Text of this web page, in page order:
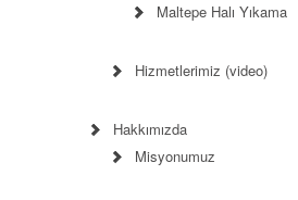
Maltepe Halı Yıkama
Hizmetlerimiz (video)
Hakkımızda
Misyonumuz